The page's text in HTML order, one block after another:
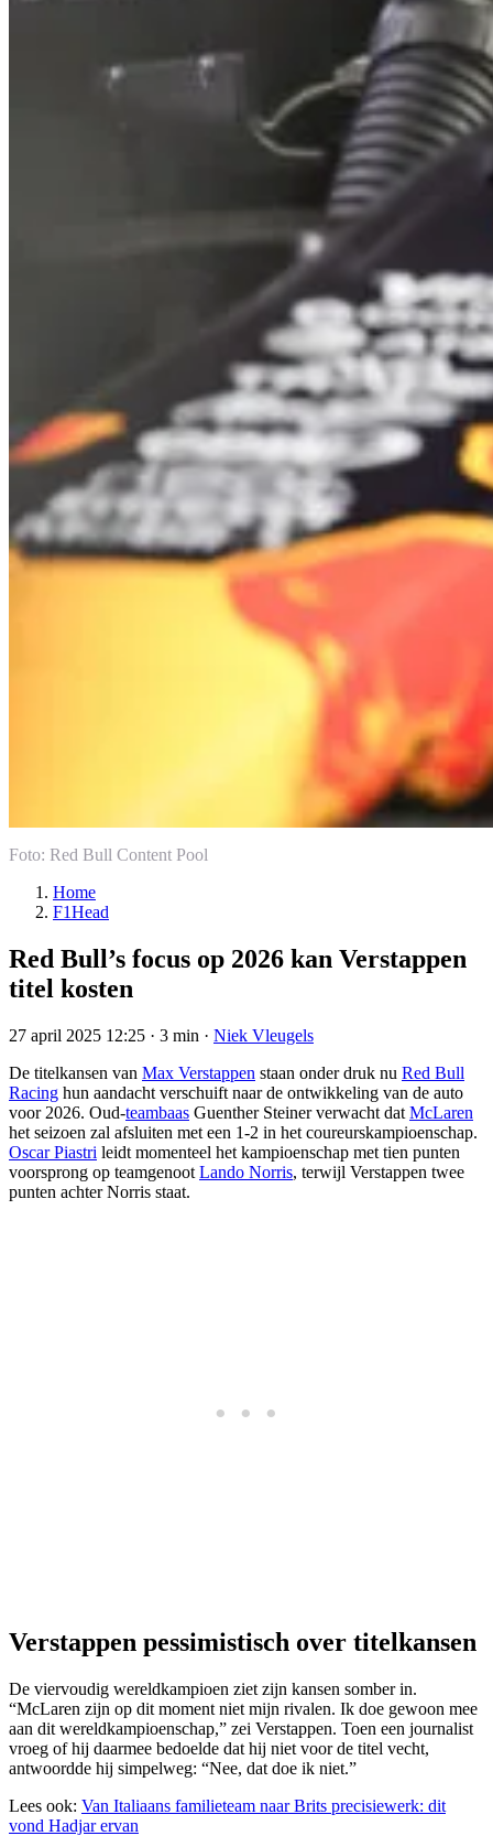
Foto: Red Bull Content Pool
Home
F1Head
Red Bull’s focus op 2026 kan Verstappen
titel kosten
27 april 2025 12:25 · 3 min · Niek Vleugels
De titelkansen van Max Verstappen staan onder druk nu Red Bull
Racing hun aandacht verschuift naar de ontwikkeling van de auto
voor 2026. Oud-teambaas Guenther Steiner verwacht dat McLaren
het seizoen zal afsluiten met een 1-2 in het coureurskampioenschap.
Oscar Piastri leidt momenteel het kampioenschap met tien punten
voorsprong op teamgenoot Lando Norris, terwijl Verstappen twee
punten achter Norris staat.
Verstappen pessimistisch over titelkansen
De viervoudig wereldkampioen ziet zijn kansen somber in.
“McLaren zijn op dit moment niet mijn rivalen. Ik doe gewoon mee
aan dit wereldkampioenschap,” zei Verstappen. Toen een journalist
vroeg of hij daarmee bedoelde dat hij niet voor de titel vecht,
antwoordde hij simpelweg: “Nee, dat doe ik niet.”
Lees ook: Van Italiaans familieteam naar Brits precisiewerk: dit
vond Hadjar ervan